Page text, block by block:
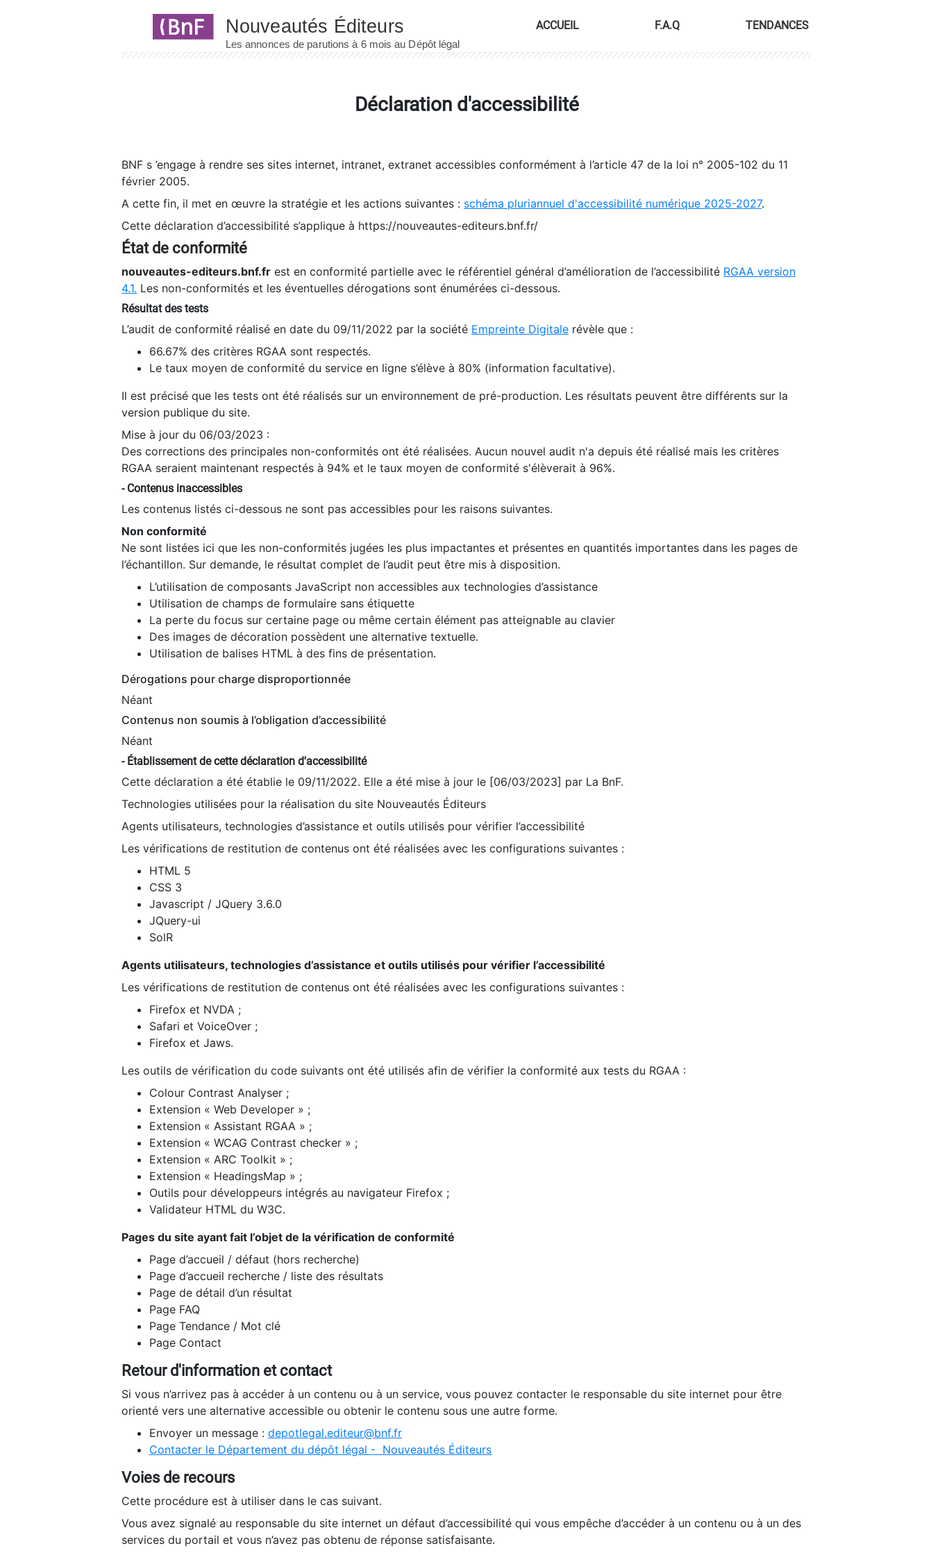
ACCUEIL F.A.Q TENDANCES
Déclaration d'accessibilité
BNF s ’engage à rendre ses sites internet, intranet, extranet accessibles conformément à l’article 47 de la loi n° 2005-102 du 11
février 2005.
A cette fin, il met en œuvre la stratégie et les actions suivantes : schéma pluriannuel d'accessibilité numérique 2025-2027.
Cette déclaration d’accessibilité s’applique à https://nouveautes-editeurs.bnf.fr/
État de conformité
nouveautes-editeurs.bnf.fr est en conformité partielle avec le référentiel général d’amélioration de l’accessibilité RGAA version
4.1. Les non-conformités et les éventuelles dérogations sont énumérées ci-dessous.
Résultat des tests
L’audit de conformité réalisé en date du 09/11/2022 par la société Empreinte Digitale révèle que :
66.67% des critères RGAA sont respectés.
Le taux moyen de conformité du service en ligne s’élève à 80% (information facultative).
Il est précisé que les tests ont été réalisés sur un environnement de pré-production. Les résultats peuvent être différents sur la
version publique du site.
Mise à jour du 06/03/2023 :
Des corrections des principales non-conformités ont été réalisées. Aucun nouvel audit n'a depuis été réalisé mais les critères
RGAA seraient maintenant respectés à 94% et le taux moyen de conformité s'élèverait à 96%.
- Contenus inaccessibles
Les contenus listés ci-dessous ne sont pas accessibles pour les raisons suivantes.
Non conformité
Ne sont listées ici que les non-conformités jugées les plus impactantes et présentes en quantités importantes dans les pages de
l’échantillon. Sur demande, le résultat complet de l’audit peut être mis à disposition.
L’utilisation de composants JavaScript non accessibles aux technologies d’assistance
Utilisation de champs de formulaire sans étiquette
La perte du focus sur certaine page ou même certain élément pas atteignable au clavier
Des images de décoration possèdent une alternative textuelle.
Utilisation de balises HTML à des fins de présentation.
Dérogations pour charge disproportionnée
Néant
Contenus non soumis à l’obligation d’accessibilité
Néant
- Établissement de cette déclaration d'accessibilité
Cette déclaration a été établie le 09/11/2022. Elle a été mise à jour le [06/03/2023] par La BnF.
Technologies utilisées pour la réalisation du site Nouveautés Éditeurs
Agents utilisateurs, technologies d’assistance et outils utilisés pour vérifier l’accessibilité
Les vérifications de restitution de contenus ont été réalisées avec les configurations suivantes :
HTML 5
CSS 3
Javascript / JQuery 3.6.0
JQuery-ui
SolR
Agents utilisateurs, technologies d’assistance et outils utilisés pour vérifier l’accessibilité
Les vérifications de restitution de contenus ont été réalisées avec les configurations suivantes :
Firefox et NVDA ;
Safari et VoiceOver ;
Firefox et Jaws.
Les outils de vérification du code suivants ont été utilisés afin de vérifier la conformité aux tests du RGAA :
Colour Contrast Analyser ;
Extension « Web Developer » ;
Extension « Assistant RGAA » ;
Extension « WCAG Contrast checker » ;
Extension « ARC Toolkit » ;
Extension « HeadingsMap » ;
Outils pour développeurs intégrés au navigateur Firefox ;
Validateur HTML du W3C.
Pages du site ayant fait l’objet de la vérification de conformité
Page d’accueil / défaut (hors recherche)
Page d’accueil recherche / liste des résultats
Page de détail d’un résultat
Page FAQ
Page Tendance / Mot clé
Page Contact
Retour d'information et contact
Si vous n’arrivez pas à accéder à un contenu ou à un service, vous pouvez contacter le responsable du site internet pour être
orienté vers une alternative accessible ou obtenir le contenu sous une autre forme.
Envoyer un message : depotlegal.editeur@bnf.fr
Contacter le Département du dépôt légal - Nouveautés Éditeurs
Voies de recours
Cette procédure est à utiliser dans le cas suivant.
Vous avez signalé au responsable du site internet un défaut d’accessibilité qui vous empêche d’accéder à un contenu ou à un des
services du portail et vous n’avez pas obtenu de réponse satisfaisante.